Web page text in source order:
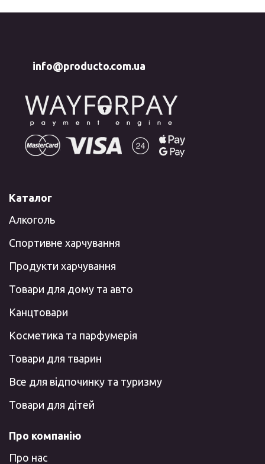
info@producto.com.ua
Каталог
Алкоголь
Спортивне харчування
Продукти харчування
Товари для дому та авто
Канцтовари
Косметика та парфумерія
Товари для тварин
Все для відпочинку та туризму
Товари для дітей
Про компанію
Про нас